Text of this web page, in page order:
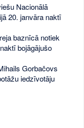
Nacionālā
20. janvāra naktī
baznīcā notiek
bojāgājušo
Gorbačovs
iedzīvotāju